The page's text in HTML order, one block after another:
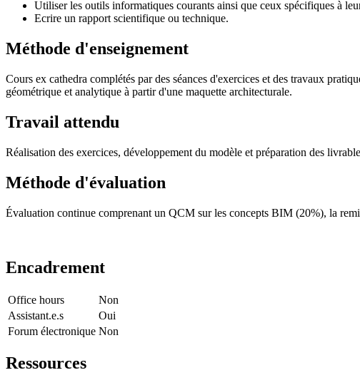
Utiliser les outils informatiques courants ainsi que ceux spécifiques à
Ecrire un rapport scientifique ou technique.
Méthode d'enseignement
Cours ex cathedra complétés par des séances d'exercices et des travaux
géométrique et analytique à partir d'une maquette architecturale.
Travail attendu
Réalisation des exercices, développement du modèle et préparation des
Méthode d'évaluation
Évaluation continue comprenant un QCM sur les concepts BIM (20%), la
Encadrement
Office hours
Non
Assistant.e.s
Oui
Forum électronique Non
Ressources